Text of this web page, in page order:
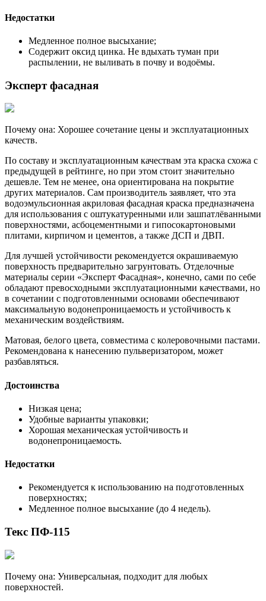
Недостатки
Медленное полное высыхание;
Содержит оксид цинка. Не вдыхать туман при
распылении, не выливать в почву и водоёмы.
Эксперт фасадная
Почему она: Хорошее сочетание цены и эксплуатационных
качеств.
По составу и эксплуатационным качествам эта краска схожа с
предыдущей в рейтинге, но при этом стоит значительно
дешевле. Тем не менее, она ориентирована на покрытие
других материалов. Сам производитель заявляет, что эта
водоэмульсионная акриловая фасадная краска предназначена
для использования с оштукатуренными или зашпатлёванными
поверхностями, асбоцементными и гипосокартоновыми
плитами, кирпичом и цементов, а также ДСП и ДВП.
Для лучшей устойчивости рекомендуется окрашиваемую
поверхность предварительно загрунтовать. Отделочные
материалы серии «Эксперт Фасадная», конечно, сами по себе
обладают превосходными эксплуатационными качествами, но
в сочетании с подготовленными основами обеспечивают
максимальную водонепроницаемость и устойчивость к
механическим воздействиям.
Матовая, белого цвета, совместима с колеровочными пастами.
Рекомендована к нанесению пульверизатором, может
разбавляться.
Достоинства
Низкая цена;
Удобные варианты упаковки;
Хорошая механическая устойчивость и
водонепроницаемость.
Недостатки
Рекомендуется к использованию на подготовленных
поверхностях;
Медленное полное высыхание (до 4 недель).
Текс ПФ-115
Почему она: Универсальная, подходит для любых
поверхностей.